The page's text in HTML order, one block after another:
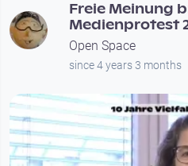
Freie Meinung
Medienprotest
Open Space
since 4 years 3 months